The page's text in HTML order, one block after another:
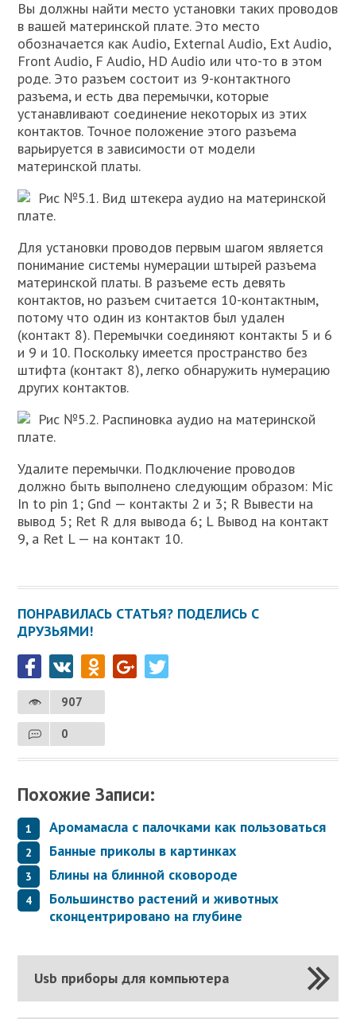
Вы должны найти место установки таких проводов
в вашей материнской плате. Это место
обозначается как Audio, External Audio, Ext Audio,
Front Audio, F Audio, HD Audio или что-то в этом
роде. Это разъем состоит из 9-контактного
разъема, и есть два перемычки, которые
устанавливают соединение некоторых из этих
контактов. Точное положение этого разъема
варьируется в зависимости от модели
материнской платы.
Рис №5.1. Вид штекера аудио на материнской
плате.
Для установки проводов первым шагом является
понимание системы нумерации штырей разъема
материнской платы. В разъеме есть девять
контактов, но разъем считается 10-контактным,
потому что один из контактов был удален
(контакт 8). Перемычки соединяют контакты 5 и 6
и 9 и 10. Поскольку имеется пространство без
штифта (контакт 8), легко обнаружить нумерацию
других контактов.
Рис №5.2. Распиновка аудио на материнской
плате.
Удалите перемычки. Подключение проводов
должно быть выполнено следующим образом: Mic
In to pin 1; Gnd — контакты 2 и 3; R Вывести на
вывод 5; Ret R для вывода 6; L Вывод на контакт
9, а Ret L — на контакт 10.
ПОНРАВИЛАСЬ СТАТЬЯ? ПОДЕЛИСЬ С
ДРУЗЬЯМИ!
907
0
Похожие Записи:
Аромамасла с палочками как пользоваться
Банные приколы в картинках
Блины на блинной сковороде
Большинство растений и животных
сконцентрировано на глубине
Usb приборы для компьютера